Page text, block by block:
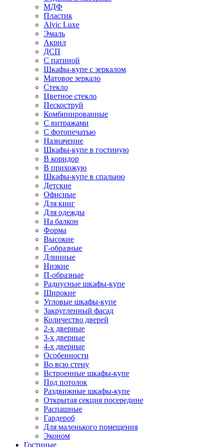
МДФ
Пластик
Alvic Luxe
Эмаль
Акрил
ДСП
С патиной
Шкафы-купе с зеркалом
Матовое зеркало
Стекло
Цветное стекло
Пескоструй
Комбинированные
С витражами
С фотопечатью
Назначение
Шкафы-купе в гостиную
В коридор
В прихожую
Шкафы-купе в спальню
Детские
Офисные
Для книг
Для одежды
На балкон
Форма
Высокие
Г-образные
Длинные
Низкие
П-образные
Радиусные шкафы-купе
Широкие
Угловые шкафы-купе
Закругленный фасад
Количество дверей
2-х дверные
3-х дверные
4-х дверные
Особенности
Во всю стену
Встроенные шкафы-купе
Под потолок
Раздвижные шкафы-купе
Открытая секция посередине
Распашные
Гардероб
Для маленького помещения
Эконом
Гостиные